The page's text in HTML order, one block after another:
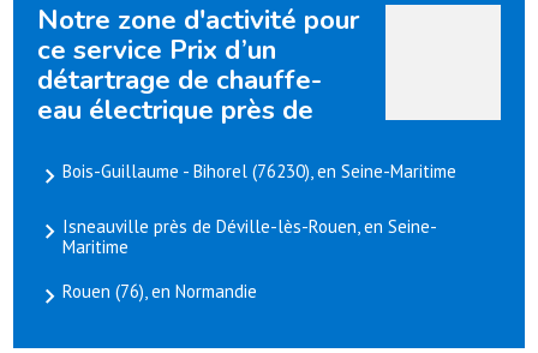
Notre zone d'activité pour
ce service Prix d’un
détartrage de chauffe-
eau électrique près de
Bois-Guillaume - Bihorel (76230), en Seine-Maritime
Isneauville près de Déville-lès-Rouen, en Seine-
Maritime
Rouen (76), en Normandie